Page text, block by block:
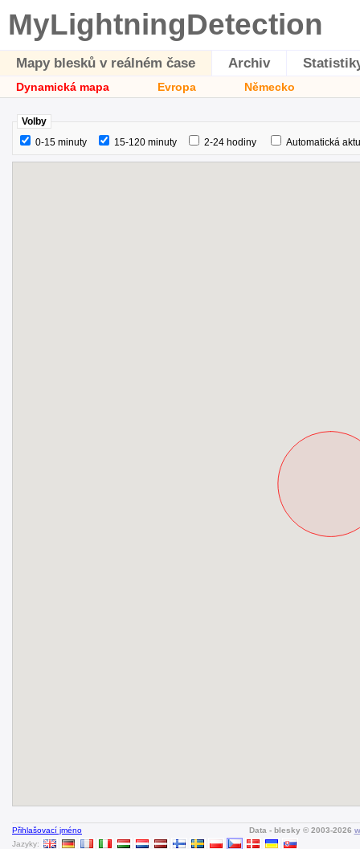
MyLightningDetection
Mapy blesků v reálném čase Archiv
Dynamická mapa Evropa Německo
Volby
0-15 minuty
15-120 minuty 2-24 hodiny Automatická
Přihlašovací jméno
Jazyky:
Data - blesky © 2003-2026